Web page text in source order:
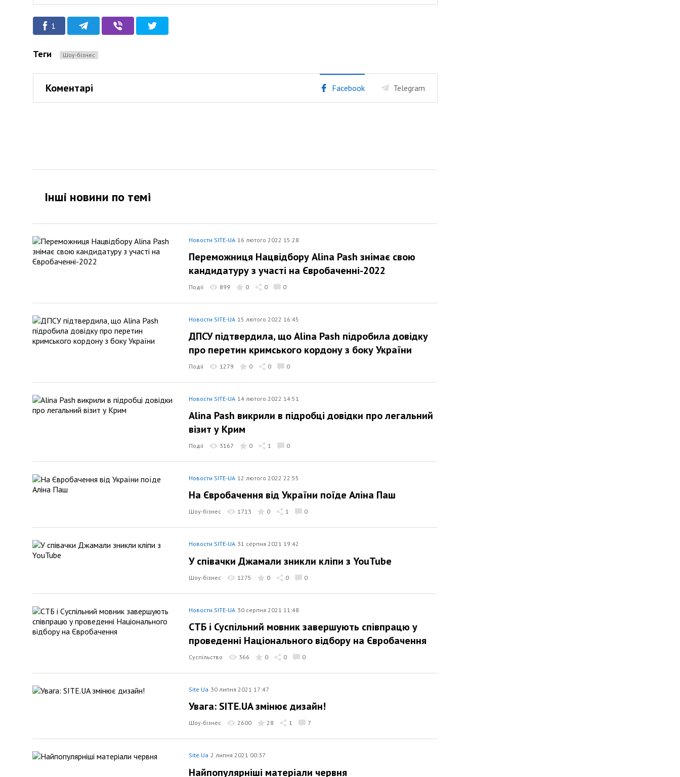
1
Теги Шоу-бізнес
Коментарі Facebook Telegram
Інші новини по темi
Новости SITE-UA 16 лютого 2022 15:28
Переможниця Нацвідбору Alina Pash знімає свою
кандидатуру з участі на Євробаченні-2022
Події 899 0 0 0
Новости SITE-UA 15 лютого 2022 16:45
ДПСУ підтвердила, що Alina Pash підробила довідку
про перетин кримського кордону з боку України
Події 1279 0 0 0
Новости SITE-UA 14 лютого 2022 14:51
Alina Pash викрили в підробці довідки про легальний
візит у Крим
Події 3167 0 1 0
Новости SITE-UA 12 лютого 2022 22:55
На Євробачення від України поїде Аліна Паш
Шоу-бізнес 1713 0 1 0
Новости SITE-UA 31 серпня 2021 19:42
У співачки Джамали зникли кліпи з YouTube
Шоу-бізнес 1275 0 0 0
Новости SITE-UA 30 серпня 2021 11:48
СТБ і Суспільний мовник завершують співпрацю у
проведенні Національного відбору на Євробачення
Суспільство 366 0 0 0
Site Ua 30 липня 2021 17:47
Увага: SITE.UA змінює дизайн!
Шоу-бізнес 2600 28 1 7
Site Ua 2 липня 2021 00:37
Найпопулярніші матеріали червня